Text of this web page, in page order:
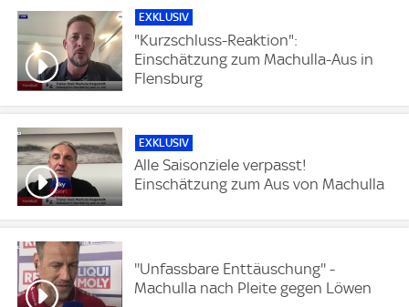
EXKLUSIV
"Kurzschluss-Reaktion":
Einschätzung zum Machulla-Aus in
Flensburg
EXKLUSIV
Alle Saisonziele verpasst!
Einschätzung zum Aus von Machulla
''Unfassbare Enttäuschung'' -
Machulla nach Pleite gegen Löwen